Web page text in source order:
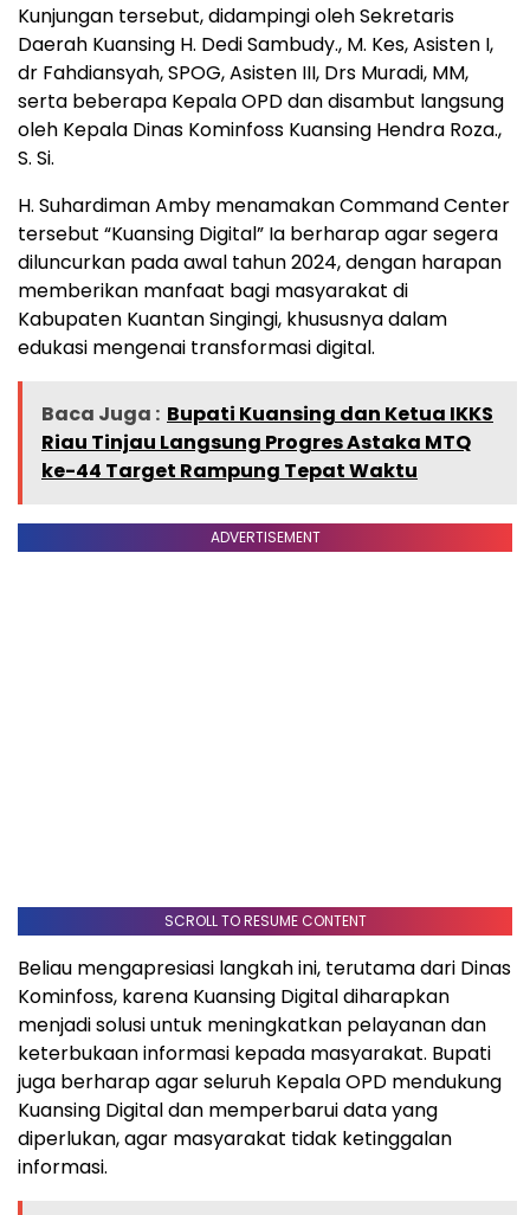
Kunjungan tersebut, didampingi oleh Sekretaris
Daerah Kuansing H. Dedi Sambudy., M. Kes, Asisten I,
dr Fahdiansyah, SPOG, Asisten III, Drs Muradi, MM,
serta beberapa Kepala OPD dan disambut langsung
oleh Kepala Dinas Kominfoss Kuansing Hendra Roza.,
S. Si.
H. Suhardiman Amby menamakan Command Center
tersebut “Kuansing Digital” Ia berharap agar segera
diluncurkan pada awal tahun 2024, dengan harapan
memberikan manfaat bagi masyarakat di
Kabupaten Kuantan Singingi, khususnya dalam
edukasi mengenai transformasi digital.
Baca Juga : Bupati Kuansing dan Ketua IKKS
Riau Tinjau Langsung Progres Astaka MTQ
ke-44 Target Rampung Tepat Waktu
ADVERTISEMENT
SCROLL TO RESUME CONTENT
Beliau mengapresiasi langkah ini, terutama dari Dinas
Kominfoss, karena Kuansing Digital diharapkan
menjadi solusi untuk meningkatkan pelayanan dan
keterbukaan informasi kepada masyarakat. Bupati
juga berharap agar seluruh Kepala OPD mendukung
Kuansing Digital dan memperbarui data yang
diperlukan, agar masyarakat tidak ketinggalan
informasi.